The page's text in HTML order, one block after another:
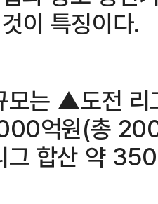
이 특징이다.
모는 ▲도전
억원(총
그 합산 약